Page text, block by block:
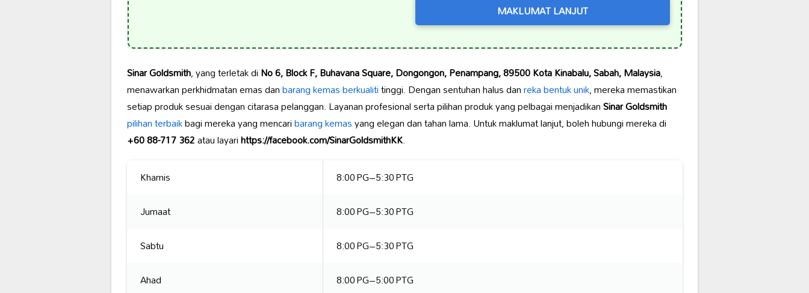
MAKLUMAT LANJUT
Sinar Goldsmith, yang terletak diNo 6, Block F, Buhavana Square, Dongongon, Penampang, 89500 Kota Kinabalu, Sabah, Malaysia,
menawarkan perkhidmatan emas danbarang kemas berkualititinggi. Dengan sentuhan halus danreka bentuk unik, mereka memastikan
setiap produk sesuai dengan citarasa pelanggan. Layanan profesional serta pilihan produk yang pelbagai menjadikanSinar Goldsmith
pilihan terbaikbagi mereka yang mencaribarang kemasyang elegan dan tahan lama. Untuk maklumat lanjut, boleh hubungi mereka di
+60 88-717 362atau layarihttps://facebook.com/SinarGoldsmithKK.
Khamis
8:00 PG–5:30 PTG
Jumaat
8:00 PG–5:30 PTG
Sabtu
8:00 PG–5:30 PTG
Ahad
8:00 PG–5:00 PTG